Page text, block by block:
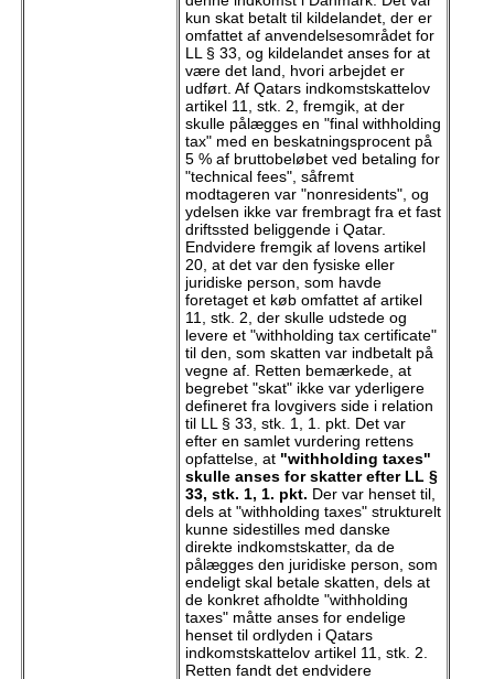
kun skat betalt til kildelandet, der er
omfattet af anvendelsesområdet for
LL § 33, og kildelandet anses for at
være det land, hvori arbejdet er
udført. Af Qatars indkomstskattelov
artikel 11, stk. 2, fremgik, at der
skulle pålægges en "final withholding
tax" med en beskatningsprocent på
5 % af bruttobeløbet ved betaling for
"technical fees", såfremt
modtageren var "nonresidents", og
ydelsen ikke var frembragt fra et fast
driftssted beliggende i Qatar.
Endvidere fremgik af lovens artikel
20, at det var den fysiske eller
juridiske person, som havde
foretaget et køb omfattet af artikel
11, stk. 2, der skulle udstede og
levere et "withholding tax certificate"
til den, som skatten var indbetalt på
vegne af. Retten bemærkede, at
begrebet "skat" ikke var yderligere
defineret fra lovgivers side i relation
til LL § 33, stk. 1, 1. pkt. Det var
efter en samlet vurdering rettens
opfattelse, at "withholding taxes"
skulle anses for skatter efter LL §
33, stk. 1, 1. pkt. Der var henset til,
dels at "withholding taxes" strukturelt
kunne sidestilles med danske
direkte indkomstskatter, da de
pålægges den juridiske person, som
endeligt skal betale skatten, dels at
de konkret afholdte "withholding
taxes" måtte anses for endelige
henset til ordlyden i Qatars
indkomstskattelov artikel 11, stk. 2.
Retten fandt det endvidere